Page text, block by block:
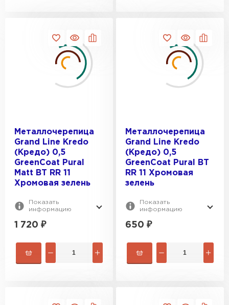
Металлочерепица
Grand Line Kredo
(Кредо) 0,5
GreenCoat Pural
Matt BT RR 11
Хромовая зелень
Показать
информацию
1 720 ₽
Металлочерепица
Grand Line Kredo
(Кредо) 0,5
GreenСoat Pural BT
RR 11 Хромовая
зелень
Показать
информацию
650 ₽
Керамическая черепица